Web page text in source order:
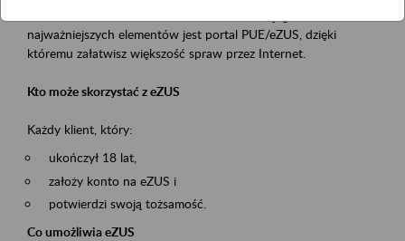
najważniejszych elementów jest portal PUE/eZUS, dzięki
któremu załatwisz większość spraw przez Internet.
Kto może skorzystać z eZUS
Każdy klient, który:
ukończył 18 lat,
założy konto na eZUS i
potwierdzi swoją tożsamość.
Co umożliwia eZUS